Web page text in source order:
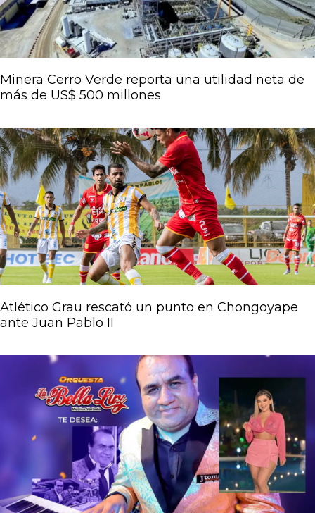
Minera Cerro Verde reporta una utilidad neta de
más de US$ 500 millones
Atlético Grau rescató un punto en Chongoyape
ante Juan Pablo II